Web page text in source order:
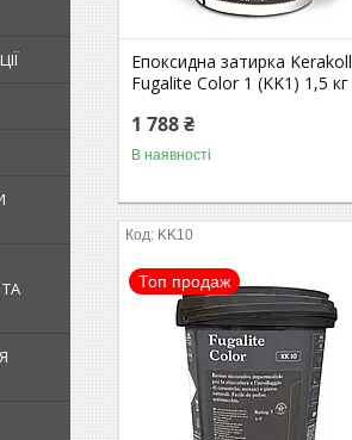
Епоксидна затирка Kerakoll
Fugalite Color 1 (KK1) 1,5 кг
1 788 ₴
В наявності
KK10
Топ продаж